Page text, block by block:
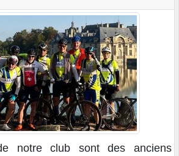
notre club sont des anciens